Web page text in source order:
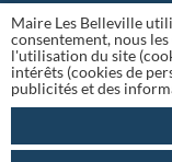
Maire Les Belleville
consentement, nous
l'utilisation du site
intérêts (cookies de
publicités et des